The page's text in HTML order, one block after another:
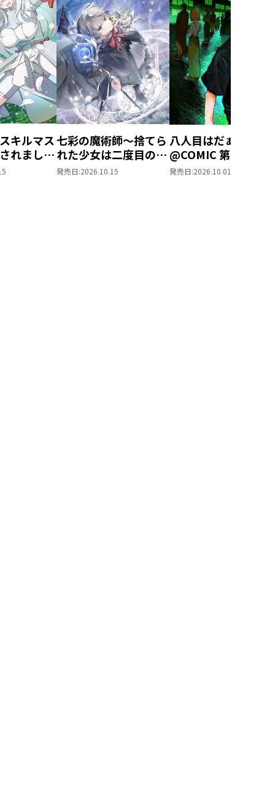
キルマス
れました
創造』で
七彩の魔術師～捨てら
れた少女は二度目の人
生を妖精と歩む～
発売日:2026.10.15
八人目はだぁれ？
@COMIC 第1巻
発売日:2026.10.01